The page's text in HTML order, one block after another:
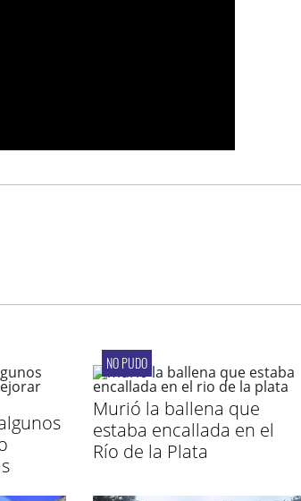
NO PUDO
Murió la ballena que
estaba encallada en el
Río de la Plata